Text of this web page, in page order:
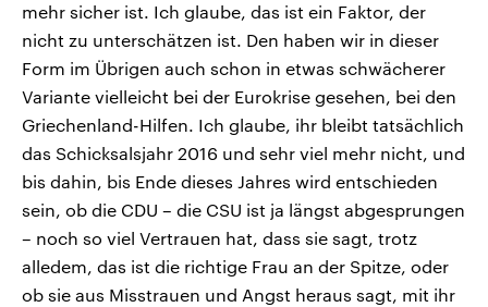
mehr sicher ist. Ich glaube, das ist ein Faktor, der
nicht zu unterschätzen ist. Den haben wir in dieser
Form im Übrigen auch schon in etwas schwächerer
Variante vielleicht bei der Eurokrise gesehen, bei den
Griechenland-Hilfen. Ich glaube, ihr bleibt tatsächlich
das Schicksalsjahr 2016 und sehr viel mehr nicht, und
bis dahin, bis Ende dieses Jahres wird entschieden
sein, ob die CDU – die CSU ist ja längst abgesprungen
– noch so viel Vertrauen hat, dass sie sagt, trotz
alledem, das ist die richtige Frau an der Spitze, oder
ob sie aus Misstrauen und Angst heraus sagt, mit ihr